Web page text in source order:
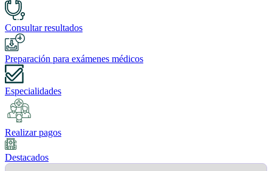
Consultar resultados
Preparación para exámenes médicos
Especialidades
Realizar pagos
Destacados